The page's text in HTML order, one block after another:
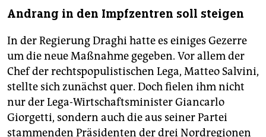
Andrang in den Impfzen­tren soll steigen
In der Regierung Draghi hatte es einiges Gezerre
um die neue Maßnahme gegeben. Vor allem der
Chef der rechtspopulistischen Lega, Matteo Salvini,
stellte sich zunächst quer. Doch fielen ihm nicht
nur der Lega-Wirtschaftsminister Giancarlo
Giorgetti, sondern auch die aus seiner Partei
stammenden Präsidenten der drei Nordregionen